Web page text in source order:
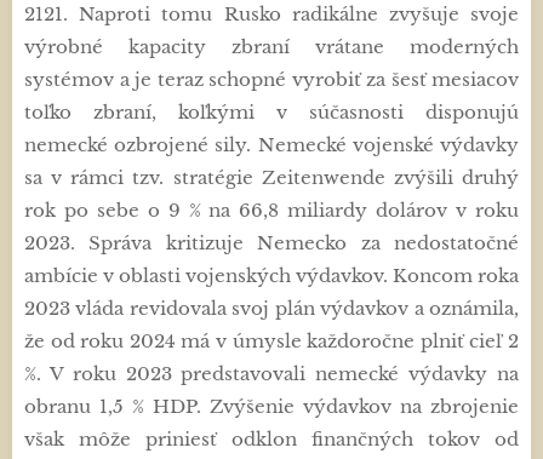
2121. Naproti tomu Rusko radikálne zvyšuje svoje
výrobné kapacity zbraní vrátane moderných
systémov a je teraz schopné vyrobiť za šesť mesiacov
toľko zbraní, koľkými v súčasnosti disponujú
nemecké ozbrojené sily. Nemecké vojenské výdavky
sa v rámci tzv. stratégie Zeitenwende zvýšili druhý
rok po sebe o 9 % na 66,8 miliardy dolárov v roku
2023. Správa kritizuje Nemecko za nedostatočné
ambície v oblasti vojenských výdavkov. Koncom roka
2023 vláda revidovala svoj plán výdavkov a oznámila,
že od roku 2024 má v úmysle každoročne plniť cieľ 2
%. V roku 2023 predstavovali nemecké výdavky na
obranu 1,5 % HDP. Zvýšenie výdavkov na zbrojenie
však môže priniesť odklon finančných tokov od